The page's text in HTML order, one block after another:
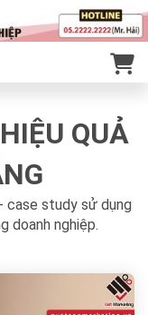
QUẢ
case study sử dụng
doanh nghiệp.